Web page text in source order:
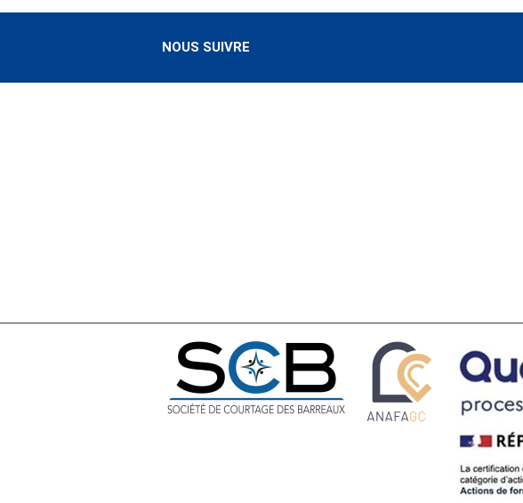
NOUS SUIVRE